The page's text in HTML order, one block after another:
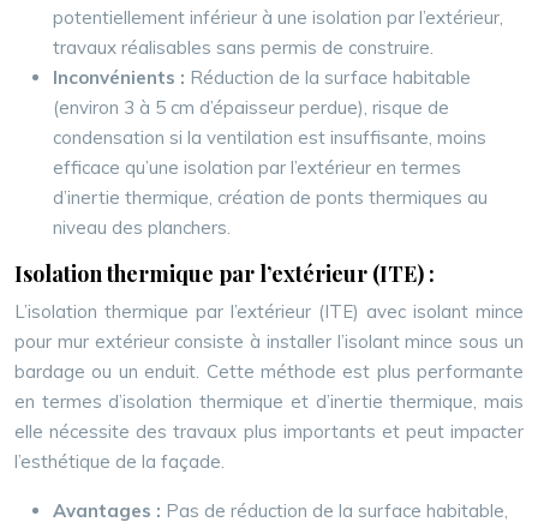
potentiellement inférieur à une isolation par l’extérieur,
travaux réalisables sans permis de construire.
Inconvénients : Réduction de la surface habitable
(environ 3 à 5 cm d’épaisseur perdue), risque de
condensation si la ventilation est insuffisante, moins
efficace qu’une isolation par l’extérieur en termes
d’inertie thermique, création de ponts thermiques au
niveau des planchers.
Isolation thermique par l’extérieur (ITE) :
L’isolation thermique par l’extérieur (ITE) avec isolant mince
pour mur extérieur consiste à installer l’isolant mince sous un
bardage ou un enduit. Cette méthode est plus performante
en termes d’isolation thermique et d’inertie thermique, mais
elle nécessite des travaux plus importants et peut impacter
l’esthétique de la façade.
Avantages : Pas de réduction de la surface habitable,